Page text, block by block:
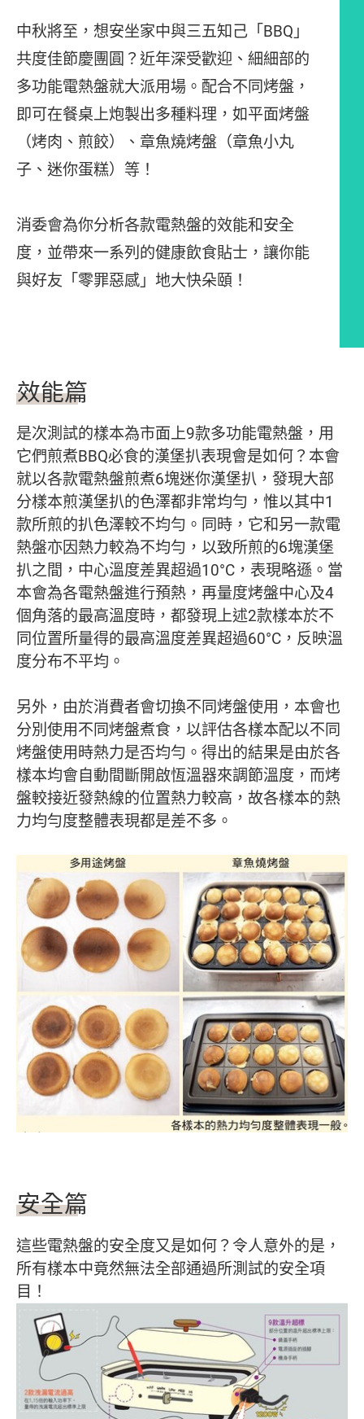
中秋將至，想安坐家中與三五知己「BBQ」
共度佳節慶團圓？近年深受歡迎、細細部的
多功能電熱盤就大派用場。配合不同烤盤，
即可在餐桌上炮製出多種料理，如平面烤盤
（烤肉、煎餃）、章魚燒烤盤（章魚小丸
子、迷你蛋糕）等！
消委會為你分析各款電熱盤的效能和安全
度，並帶來一系列的健康飲食貼士，讓你能
與好友「零罪惡感」地大快朵頤！
效能篇
是次測試的樣本為市面上9款多功能電熱盤，用
它們煎煮BBQ必食的漢堡扒表現會是如何？本會
就以各款電熱盤煎煮6塊迷你漢堡扒，發現大部
分樣本煎漢堡扒的色澤都非常均勻，惟以其中1
款所煎的扒色澤較不均勻。同時，它和另一款電
熱盤亦因熱力較為不均勻，以致所煎的6塊漢堡
扒之間，中心溫度差異超過10°C，表現略遜。當
本會為各電熱盤進行預熱，再量度烤盤中心及4
個角落的最高溫度時，都發現上述2款樣本於不
同位置所量得的最高溫度差異超過60°C，反映溫
度分布不平均。
另外，由於消費者會切換不同烤盤使用，本會也
分別使用不同烤盤煮食，以評估各樣本配以不同
烤盤使用時熱力是否均勻。得出的結果是由於各
樣本均會自動間斷開啟恆溫器來調節溫度，而烤
盤較接近發熱線的位置熱力較高，故各樣本的熱
力均勻度整體表現都是差不多。
安全篇
這些電熱盤的安全度又是如何？令人意外的是，
所有樣本中竟然無法全部通過所測試的安全項
目！